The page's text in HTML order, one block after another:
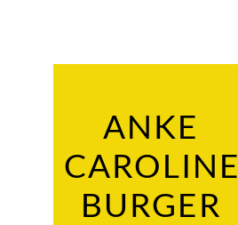
ANKE
CAROLINE
BURGER